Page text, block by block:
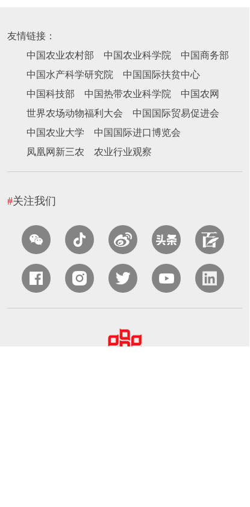
友情链接：
中国农业农村部
中国农业科学院
中国商务部
中国水产科学研究院
中国国际扶贫中心
中国科技部
中国热带农业科学院
中国农网
世界农场动物福利大会
中国国际贸易促进会
中国农业大学
中国国际进口博览会
凤凰网新三农
农业行业观察
#关注我们